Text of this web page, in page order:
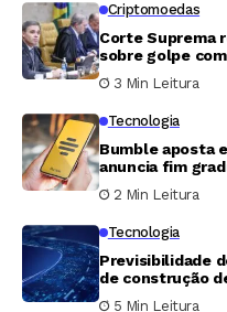
Criptomoedas
Corte Suprema
sobre golpe
3 Min Leitura
Tecnologia
Bumble aposta
anuncia fim
2 Min Leitura
Tecnologia
Previsibilidade
de construção
incerteza
5 Min Leitura